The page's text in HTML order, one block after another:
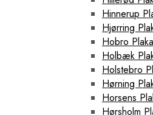
Hinnerup
Hjørring
Hobro
Holbæk
Holstebro
Hørning
Horsens
Hørsholm